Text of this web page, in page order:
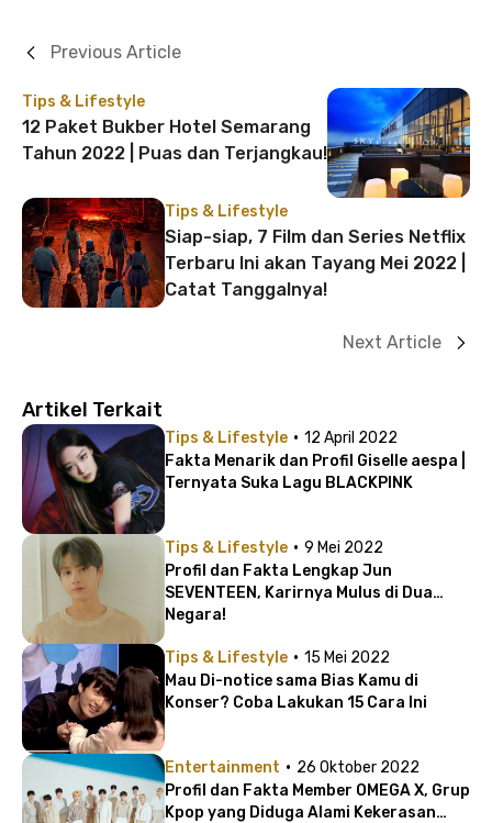
Tips & Lifestyle
12 Paket Bukber Hotel Semarang
Tahun 2022 | Puas dan Terjangkau!
Previous Article
Tips & Lifestyle
Siap-siap, 7 Film dan Series Netflix
Terbaru Ini akan Tayang Mei 2022 |
Catat Tanggalnya!
Next Article
Artikel Terkait
Tips & Lifestyle · 12 April 2022
Fakta Menarik dan Profil Giselle aespa |
Ternyata Suka Lagu BLACKPINK
Tips & Lifestyle · 9 Mei 2022
Profil dan Fakta Lengkap Jun
SEVENTEEN, Karirnya Mulus di Dua
Negara!
Tips & Lifestyle · 15 Mei 2022
Mau Di-notice sama Bias Kamu di
Konser? Coba Lakukan 15 Cara Ini
Entertainment · 26 Oktober 2022
Profil dan Fakta Member OMEGA X, Grup
Kpop yang Diduga Alami Kekerasan